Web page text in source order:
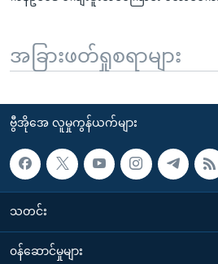
အခြားဖတ်ရှုစရာများ
ဗွီအိုအေ လူမှုကွန်ယက်များ
သတင်း
၀န်ဆောင်မှုများ